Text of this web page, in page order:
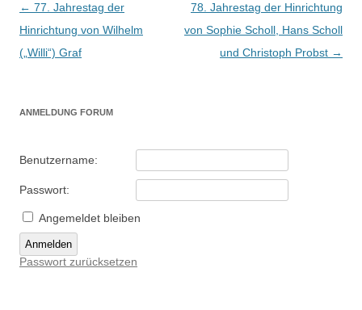
Beitragsnavigation
← 77. Jahrestag der
Hinrichtung von Wilhelm
(„Willi“) Graf
78. Jahrestag der Hinrichtung
von Sophie Scholl, Hans Scholl
und Christoph Probst →
ANMELDUNG FORUM
Benutzername:
Passwort:
Angemeldet bleiben
Anmelden
Passwort zurücksetzen